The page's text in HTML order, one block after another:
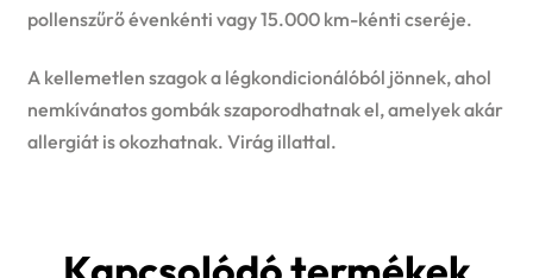
pollenszűrő évenkénti vagy 15.000 km-kénti cseréje.
A kellemetlen szagok a légkondicionálóból jönnek, ahol
nemkívánatos gombák szaporodhatnak el, amelyek akár
allergiát is okozhatnak. Virág illattal.